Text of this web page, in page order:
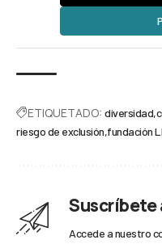
ETIQUETADO: diversidad
riesgo de exclusión fundación
Suscríbete
Accede a nuestro